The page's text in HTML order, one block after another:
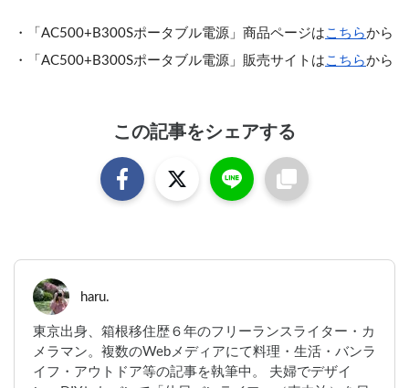
・「AC500+B300Sポータブル電源」商品ページは こちらから
・「AC500+B300Sポータブル電源」販売サイトは こちらから
この記事をシェアする
haru.
東京出身、箱根移住歴６年のフリーランスライター・カ
メラマン。複数のWebメディアにて料理・生活・バンラ
イフ・アウトドア等の記事を執筆中。 夫婦でデザイ